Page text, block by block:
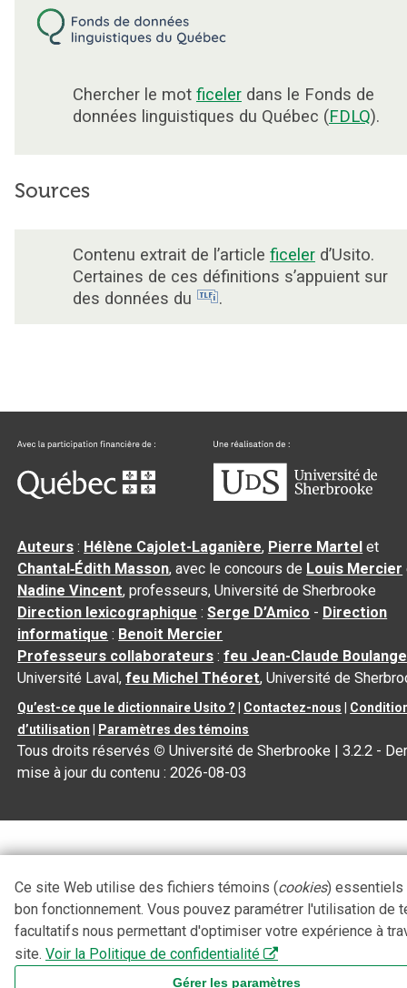
Chercher le mot ficeler dans le Fonds de
données linguistiques du Québec (FDLQ).
Sources
Contenu extrait de l’article ficeler d’Usito.
Certaines de ces définitions s’appuient sur
des données du
.
Auteurs : Hélène Cajolet-Laganière, Pierre Martel et
Chantal‑Édith Masson, avec le concours de Louis Mercier
Nadine Vincent, professeurs, Université de Sherbrooke
Direction lexicographique :Serge D’Amico - Direction
informatique : Benoit Mercier
Professeurs collaborateurs :feu Jean-Claude
Université Laval,feu Michel Théoret, Université de
Qu’est-ce que le dictionnaire Usito ? Contactez-nous
d’utilisation
Paramètres des témoins
Tous droits réservés © Université de Sherbrooke |3.2.2 -
mise à jour du contenu :2026-08-03
Ce site Web utilise des fichiers témoins (cookies) essentiels
bon fonctionnement. Vous pouvez paramétrer l'utilisation de
facultatifs nous permettant d'optimiser votre expérience à
site. Voir la Politique de confidentialité
Gérer les paramètres